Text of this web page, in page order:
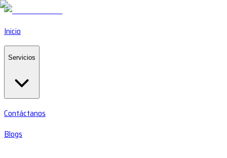
Inicio
Servicios
Contáctanos
Blogs